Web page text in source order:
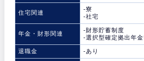
住宅関連
-寮
-社宅
年金・財形関連
-財形貯蓄制度
-選択型確定拠出年
退職金
-あり